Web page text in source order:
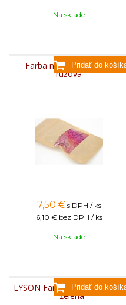
Na sklade
Farba na sviečky, 25g -
ružová
7,50 € s DPH / ks
6,10 € bez DPH / ks
Na sklade
LYSON Farba na sviečky, 25g
- zelená